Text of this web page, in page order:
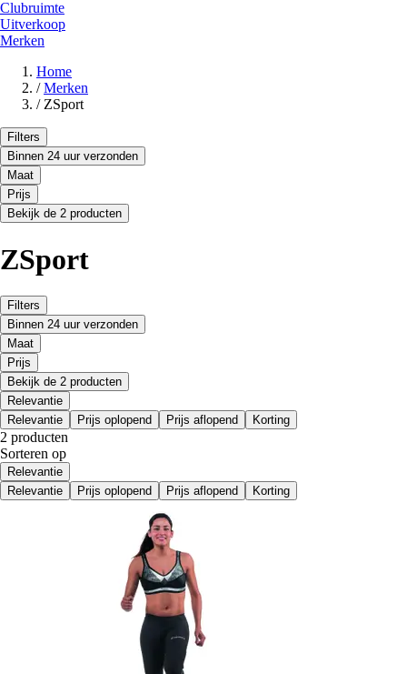
Clubruimte
Uitverkoop
Merken
Home
/ Merken
/ ZSport
Filters
Binnen 24 uur verzonden
Maat
Prijs
Bekijk de 2 producten
ZSport
Filters
Binnen 24 uur verzonden
Maat
Prijs
Bekijk de 2 producten
Relevantie
Relevantie
Prijs oplopend Prijs aflopend Korting
2 producten
Sorteren op
Relevantie
Relevantie
Prijs oplopend Prijs aflopend Korting